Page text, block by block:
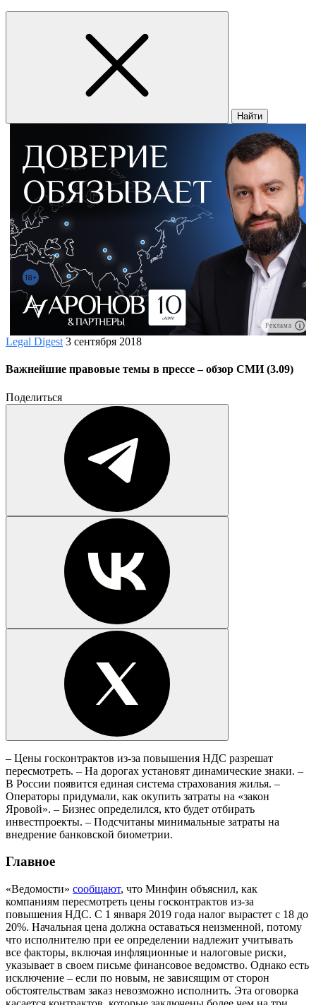
Найти
Реклама
Legal Digest 3 сентября 2018
Важнейшие правовые темы в прессе – обзор СМИ (3.09)
Поделиться
– Цены госконтрактов из-за повышения НДС разрешат
пересмотреть. – На дорогах установят динамические знаки. –
В России появится единая система страхования жилья. –
Операторы придумали, как окупить затраты на «закон
Яровой». – Бизнес определился, кто будет отбирать
инвестпроекты. – Подсчитаны минимальные затраты на
внедрение банковской биометрии.
Главное
«Ведомости» сообщают, что Минфин объяснил, как
компаниям пересмотреть цены госконтрактов из-за
повышения НДС. С 1 января 2019 года налог вырастет с 18 до
20%. Начальная цена должна оставаться неизменной, потому
что исполнителю при ее определении надлежит учитывать
все факторы, включая инфляционные и налоговые риски,
указывает в своем письме финансовое ведомство. Однако есть
исключение – если по новым, не зависящим от сторон
обстоятельствам заказ невозможно исполнить. Эта оговорка